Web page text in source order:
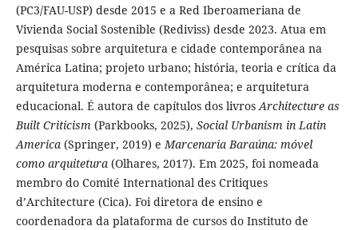
(PC3/FAU-USP) desde 2015 e a Red Iberoameriana de
Vivienda Social Sostenible (Rediviss) desde 2023. Atua em
pesquisas sobre arquitetura e cidade contemporânea na
América Latina; projeto urbano; história, teoria e crítica da
arquitetura moderna e contemporânea; e arquitetura
educacional. É autora de capítulos dos livrosArchitecture as
Built Criticism (Parkbooks, 2025), Social Urbanism in Latin
America(Springer, 2019) eMarcenaria Baraúna: móvel
como arquitetura(Olhares, 2017). Em 2025, foi nomeada
membro do Comité International des Critiques
d’Architecture (Cica). Foi diretora de ensino e
coordenadora da plataforma de cursos do Instituto de